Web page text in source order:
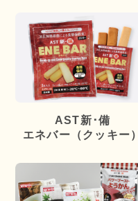
AST新･備
エネバー（クッキー）